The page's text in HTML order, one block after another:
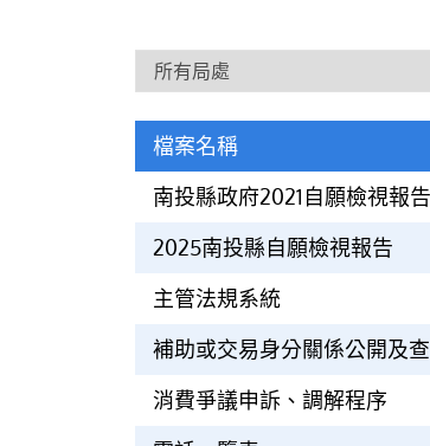
檔案名稱
南投縣政府2021自願檢視報告
2025南投縣自願檢視報告
主管法規系統
補助或交易身分關係公開及
消費爭議申訴、調解程序